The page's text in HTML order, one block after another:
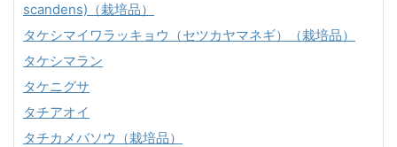
scandens)（栽培品）
タケシマイワラッキョウ（セツカヤマネギ）（栽培品）
タケシマラン
タケニグサ
タチアオイ
タチカメバソウ（栽培品）